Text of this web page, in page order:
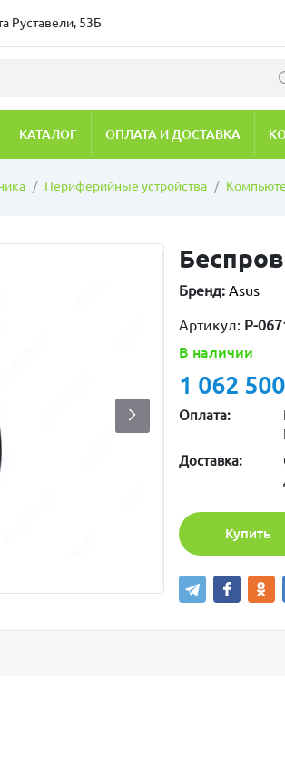
Руставели, 53Б
КАТАЛОГ ОПЛАТА И ДОСТАВКА
Периферийные устройства
Бренд: Asus
Артикул: P-
В наличии
1 062 500
Оплата:
Доставка:
Купить